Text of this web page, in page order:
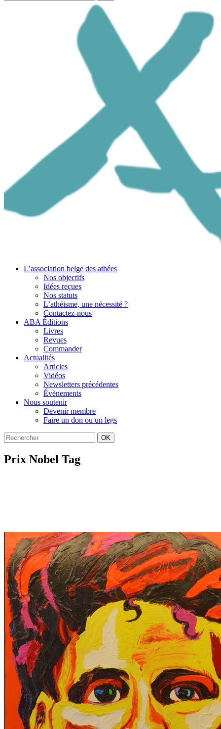
L’association belge des athées
Nos objectifs
Idées reçues
Nos statuts
L’athéisme, une nécessité ?
Contactez-nous
ABA Éditions
Livres
Revues
Commander
Actualités
Articles
Vidéos
Newsletters précédentes
Évènements
Nous soutenir
Devenir membre
Faire un don ou un legs
OK
Prix Nobel Tag